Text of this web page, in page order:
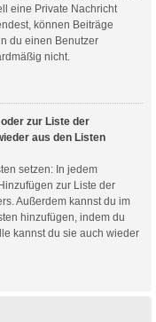
eine Private Nachricht
können Beiträge
du einen Benutzer
nicht.
zur Liste der
aus den Listen
setzen: In jedem
zur Liste der
Außerdem kannst du im
hinzufügen, indem du
kannst du sie auch wieder